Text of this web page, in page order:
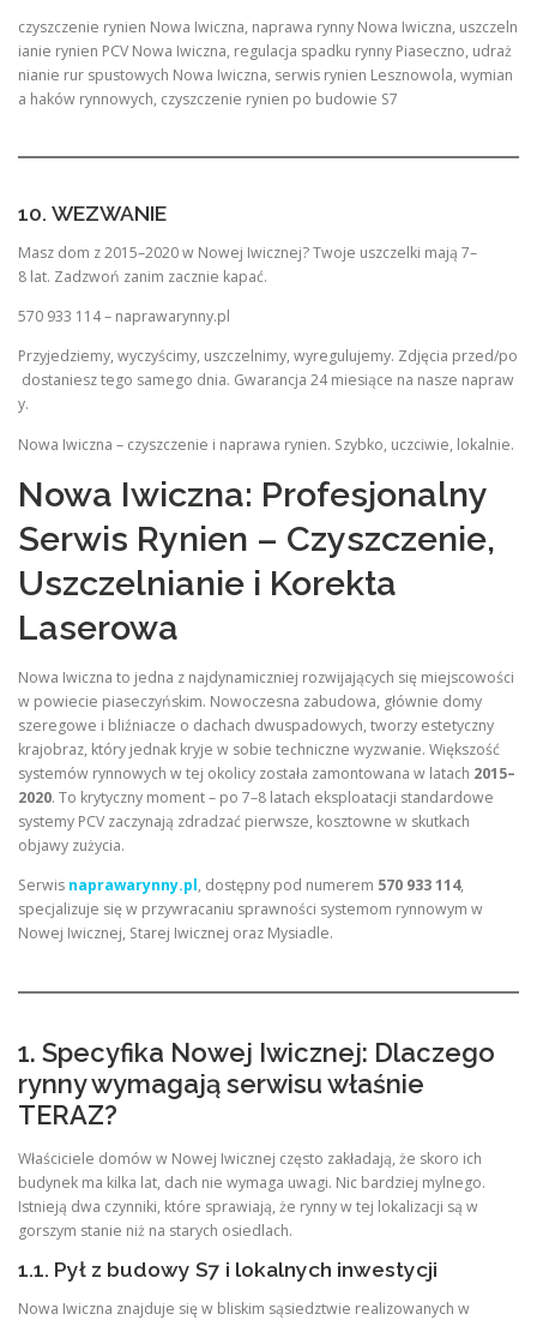
czyszczenie rynien Nowa Iwiczna, naprawa rynny Nowa Iwiczna, uszczeln
ianie rynien PCV Nowa Iwiczna, regulacja spadku rynny Piaseczno, udraż
nianie rur spustowych Nowa Iwiczna, serwis rynien Lesznowola, wymian
a haków rynnowych, czyszczenie rynien po budowie S7
10. WEZWANIE
Masz dom z 2015–2020 w Nowej Iwicznej? Twoje uszczelki mają 7–
8 lat. Zadzwoń zanim zacznie kapać.
570 933 114 – naprawarynny.pl
Przyjedziemy, wyczyścimy, uszczelnimy, wyregulujemy. Zdjęcia przed/po
dostaniesz tego samego dnia. Gwarancja 24 miesiące na nasze napraw
y.
Nowa Iwiczna – czyszczenie i naprawa rynien. Szybko, uczciwie, lokalnie.
Nowa Iwiczna: Profesjonalny
Serwis Rynien – Czyszczenie,
Uszczelnianie i Korekta
Laserowa
Nowa Iwiczna to jedna z najdynamiczniej rozwijających się miejscowości
w powiecie piaseczyńskim. Nowoczesna zabudowa, głównie domy
szeregowe i bliźniacze o dachach dwuspadowych, tworzy estetyczny
krajobraz, który jednak kryje w sobie techniczne wyzwanie. Większość
systemów rynnowych w tej okolicy została zamontowana w latach 2015–
2020. To krytyczny moment – po 7–8 latach eksploatacji standardowe
systemy PCV zaczynają zdradzać pierwsze, kosztowne w skutkach
objawy zużycia.
Serwis naprawarynny.pl, dostępny pod numerem 570 933 114,
specjalizuje się w przywracaniu sprawności systemom rynnowym w
Nowej Iwicznej, Starej Iwicznej oraz Mysiadle.
1. Specyfika Nowej Iwicznej: Dlaczego
rynny wymagają serwisu właśnie
TERAZ?
Właściciele domów w Nowej Iwicznej często zakładają, że skoro ich
budynek ma kilka lat, dach nie wymaga uwagi. Nic bardziej mylnego.
Istnieją dwa czynniki, które sprawiają, że rynny w tej lokalizacji są w
gorszym stanie niż na starych osiedlach.
1.1. Pył z budowy S7 i lokalnych inwestycji
Nowa Iwiczna znajduje się w bliskim sąsiedztwie realizowanych w